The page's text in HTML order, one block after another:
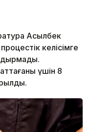
Асылбек
келісімге
үшін 8